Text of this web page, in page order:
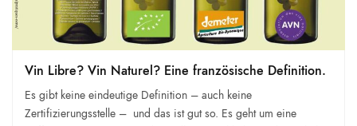
Vin Libre? Vin Naturel? Eine französische Definition.
Es gibt keine eindeutige Definition – auch keine
Zertifizierungsstelle – und das ist gut so. Es geht um eine